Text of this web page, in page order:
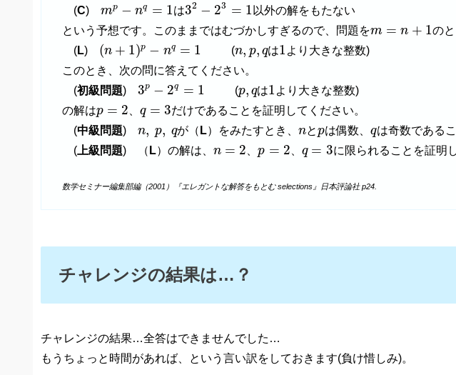
(C) mp − nq = 1
mp q= は32 − 23 = 1 以外の解をもたない
という予想です。このままではむづかしすぎるので、問題をm = n + 1
m +1
の
(L) (n + 1)p − nq = 1
(n 1 )p− 1 (n, p, q
n p, qは1
1 より大きな整数)
このとき、次の問に答えてください。
(初級問題) 3p − 2q = 1
3p 2q= (p, q
p qは1
1 より大きな整数)
の解はp = 2
p 、q = 3
q
だけであることを証明してください。
(中級問題) n, p, q
n p, qが（ L）をみたすとき、n
nとp
pは偶数、q
qは奇数である
(上級問題) （ L）の解は、 n = 2
n 、p = 2
p q = 3
q に限られることを証明
数学セミナー編集部編（2001）『エレガントな解答をもとむ selections』日本評論社 p24.
チャレンジの結果は…？
チャレンジの結果…全答はできませんでした…
もうちょっと時間があれば、という言い訳をしておきます(負け惜しみ)。